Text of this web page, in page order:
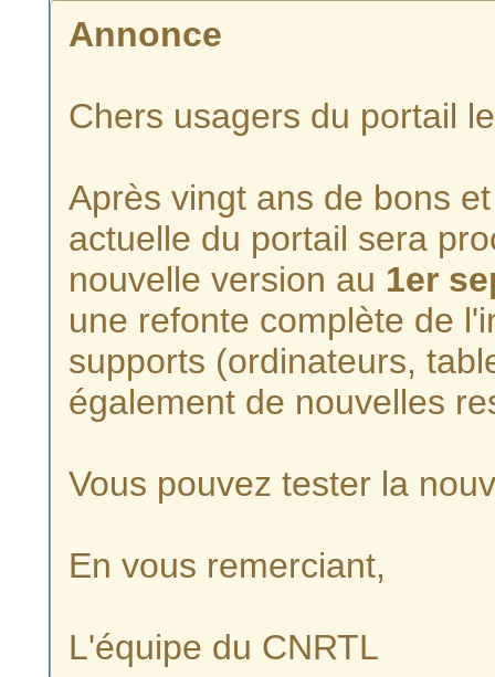
Annonce
Chers usagers du portail
Après vingt ans de bons
actuelle du portail sera
nouvelle version au 1er
une refonte complète de
supports (ordinateurs,
également de nouvelles
Vous pouvez tester la
En vous remerciant,
L'équipe du CNRTL